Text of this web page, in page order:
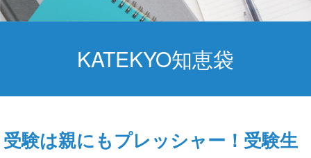
KATEKYO知恵袋
受験は親にもプレッシャー！受験生